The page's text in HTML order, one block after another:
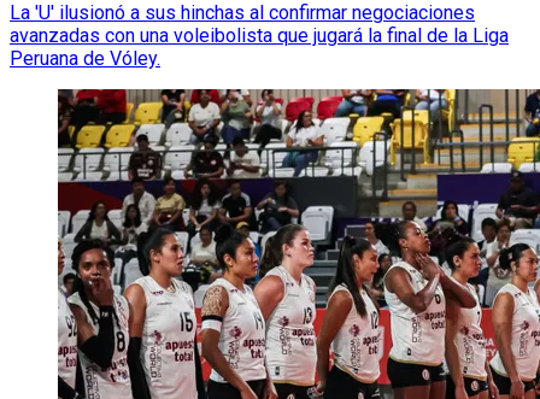
La 'U' ilusionó a sus hinchas al confirmar negociaciones
avanzadas con una voleibolista que jugará la final de la Liga
Peruana de Vóley.